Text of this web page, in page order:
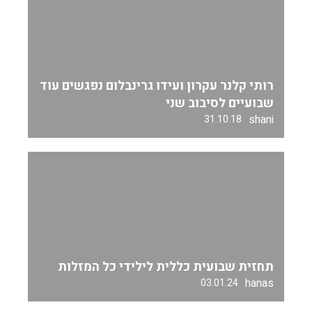
רותי קלנר עקרון ועידו גרינבלום נפגשים עוד
שבועיים לסיבוב שני
shani
31.10.18
תחזית שבועית כללית לילידי כל המזלות
hanas
03.01.24